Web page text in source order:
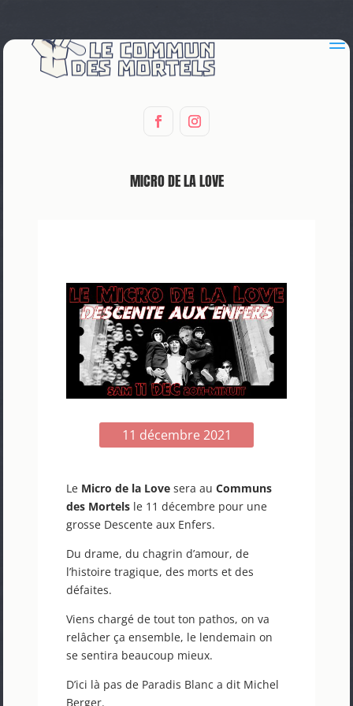
a
MICRO DE LA LOVE
11 décembre 2021
Le Micro de la Lovesera au Communs
des Mortelsle 11 décembre pour une
grosse Descente aux Enfers.
Du drame, du chagrin d’amour, de
l’histoire tragique, des morts et des
défaites.
Viens chargé de tout ton pathos, on va
relâcher ça ensemble, le lendemain on
se sentira beaucoup mieux.
D’ici là pas de Paradis Blanc a dit Michel
Berger.